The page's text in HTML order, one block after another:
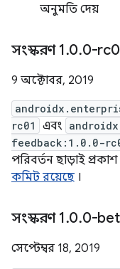
অনুমতি দেয়
সংস্করণ 1.0.0-
9 অক্টোবর, 2019
rc01
এবং
feedback:1.0.0-
পরিবর্তন ছাড়াই
কমিট রয়েছে ।
সংস্করণ 1.0.0-
সেপ্টেম্বর 18, 2019